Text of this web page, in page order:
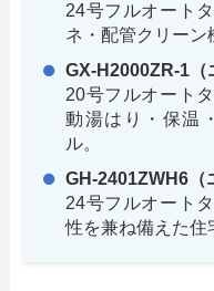
24号フルオート
ネ・配管クリーン
GX-H2000ZR-1（
20号フルオート
動湯はり・保温
ル。
GH-2401ZWH6（
24号フルオート
性を兼ね備えた住